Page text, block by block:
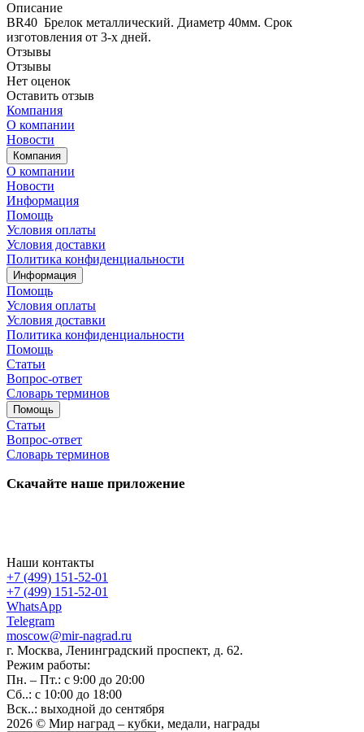
Описание
BR40 Брелок металлический. Диаметр 40мм. Срок
изготовления от 3-х дней.
Отзывы
Отзывы
Нет оценок
Оставить отзыв
Компания
О компании
Новости
Компания
О компании
Новости
Информация
Помощь
Условия оплаты
Условия доставки
Политика конфиденциальности
Информация
Помощь
Условия оплаты
Условия доставки
Политика конфиденциальности
Помощь
Статьи
Вопрос-ответ
Словарь терминов
Помощь
Статьи
Вопрос-ответ
Словарь терминов
Скачайте наше приложение
Наши контакты
+7 (499) 151-52-01
+7 (499) 151-52-01
WhatsApp
Telegram
moscow@mir-nagrad.ru
г. Москва, Ленинградский проспект, д. 62.
Режим работы:
Пн. – Пт.: с 9:00 до 20:00
Сб..: с 10:00 до 18:00
Вск..: выходной до сентября
2026 © Мир наград – кубки, медали, награды